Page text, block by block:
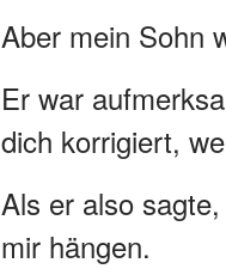
Aber mein Sohn
Er war
dich korrigiert,
Als er also
mir hängen.